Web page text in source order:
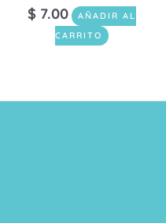
$ 7.00
AÑADIR AL
CARRITO